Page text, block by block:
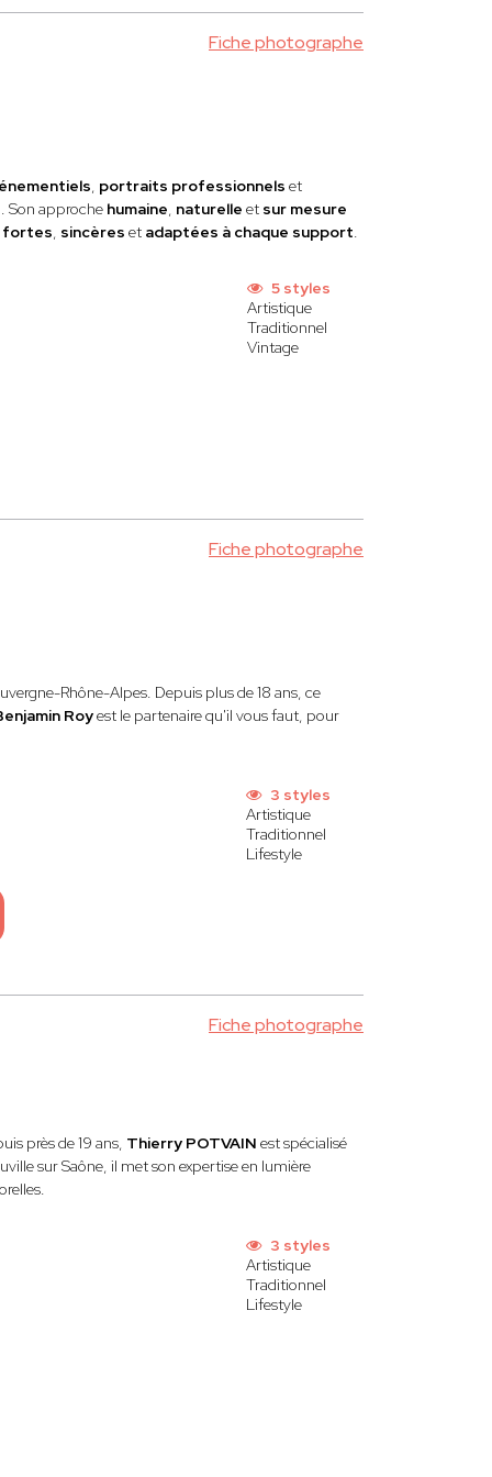
Fiche photographe
, portraits professionnels et
. Son approche humaine, naturelle et sur mesure
fortes, sincères et adaptées à chaque support.
5 styles
Artistique
Traditionnel
Vintage
Fiche photographe
Rhône-Alpes. Depuis plus de 18 ans, ce
Royest le partenaire qu'il vous faut, pour
3 styles
Artistique
Traditionnel
Lifestyle
Fiche photographe
près de 19 ans, Thierry POTVAIN est spécialisé
sur Saône, il met son expertise en lumière
3 styles
Artistique
Traditionnel
Lifestyle